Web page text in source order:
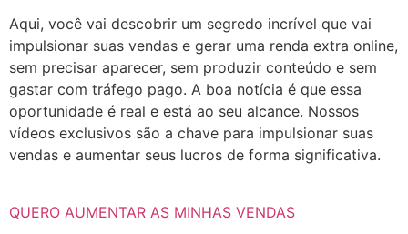
Aqui, você vai descobrir um segredo incrível que vai
impulsionar suas vendas e gerar uma renda extra online,
sem precisar aparecer, sem produzir conteúdo e sem
gastar com tráfego pago. A boa notícia é que essa
oportunidade é real e está ao seu alcance. Nossos
vídeos exclusivos são a chave para impulsionar suas
vendas e aumentar seus lucros de forma significativa.
QUERO AUMENTAR AS MINHAS VENDAS